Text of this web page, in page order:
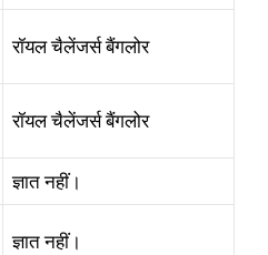
रॉयल चैलेंजर्स बैंगलोर
रॉयल चैलेंजर्स बैंगलोर
ज्ञात नहीं।
ज्ञात नहीं।